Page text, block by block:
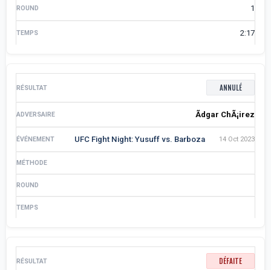
1
2:17
ANNULÉ
Ãdgar ChÃ¡irez
UFC Fight Night: Yusuff vs. Barboza 14 Oct 2023
DÉFAITE